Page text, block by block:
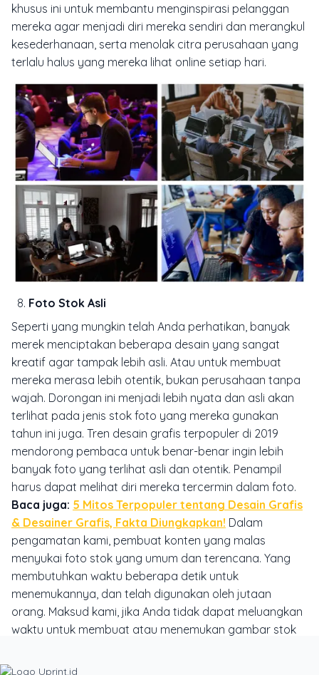
khusus ini untuk membantu menginspirasi pelanggan
mereka agar menjadi diri mereka sendiri dan merangkul
kesederhanaan, serta menolak citra perusahaan yang
terlalu halus yang mereka lihat online setiap hari.
Foto Stok Asli
Seperti yang mungkin telah Anda perhatikan, banyak
merek menciptakan beberapa desain yang sangat
kreatif agar tampak lebih asli. Atau untuk membuat
mereka merasa lebih otentik, bukan perusahaan tanpa
wajah. Dorongan ini menjadi lebih nyata dan asli akan
terlihat pada jenis stok foto yang mereka gunakan
tahun ini juga. Tren desain grafis terpopuler di 2019
mendorong pembaca untuk benar-benar ingin lebih
banyak foto yang terlihat asli dan otentik. Penampil
harus dapat melihat diri mereka tercermin dalam foto.
Baca juga: 5 Mitos Terpopuler tentang Desain Grafis
& Desainer Grafis, Fakta Diungkapkan! Dalam
pengamatan kami, pembuat konten yang malas
menyukai foto stok yang umum dan terencana. Yang
membutuhkan waktu beberapa detik untuk
menemukannya, dan telah digunakan oleh jutaan
orang. Maksud kami, jika Anda tidak dapat meluangkan
waktu untuk membuat atau menemukan gambar stok
waktu untuk membacanya? Setujukah dengan